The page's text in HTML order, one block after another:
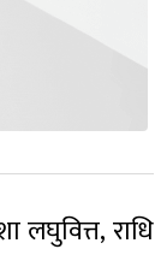
लघुवित्त, राधि